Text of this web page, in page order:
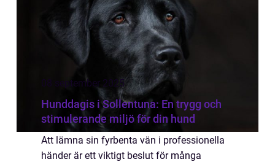
08 september 2025
Hunddagis i Sollentuna: En trygg och
stimulerande miljö för din hund
Att lämna sin fyrbenta vän i professionella
händer är ett viktigt beslut för många